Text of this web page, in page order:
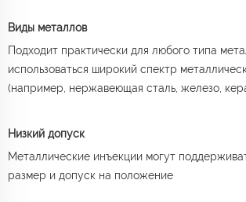
Виды металлов
Подходит практически для любого типа
использоваться широкий спектр
(например, нержавеющая сталь, железо,
Низкий допуск
Металлические инъекции могут
размер и допуск на положение